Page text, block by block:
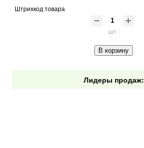
Штрихкод товара
шт
В корзину
Лидеры продаж: